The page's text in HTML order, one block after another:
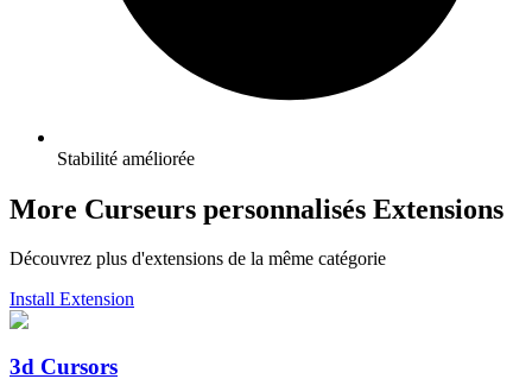
Stabilité améliorée
More Curseurs personnalisés Extensions
Découvrez plus d'extensions de la même catégorie
Install Extension
3d Cursors